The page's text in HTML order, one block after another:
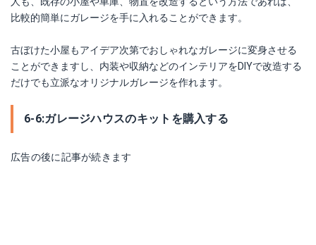
比較的簡単にガレージを手に入れることができます。
古ぼけた小屋もアイデア次第でおしゃれなガレージに変身させる
ことができますし、内装や収納などのインテリアをDIYで改造する
だけでも立派なオリジナルガレージを作れます。
6-6:ガレージハウスのキットを購入する
広告の後に記事が続きます